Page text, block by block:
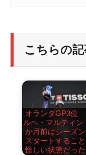
こちらの
オランダGP3位
ルヘ・マルティン
か月前はシーズ
スタートするこ
怪しい状態だった